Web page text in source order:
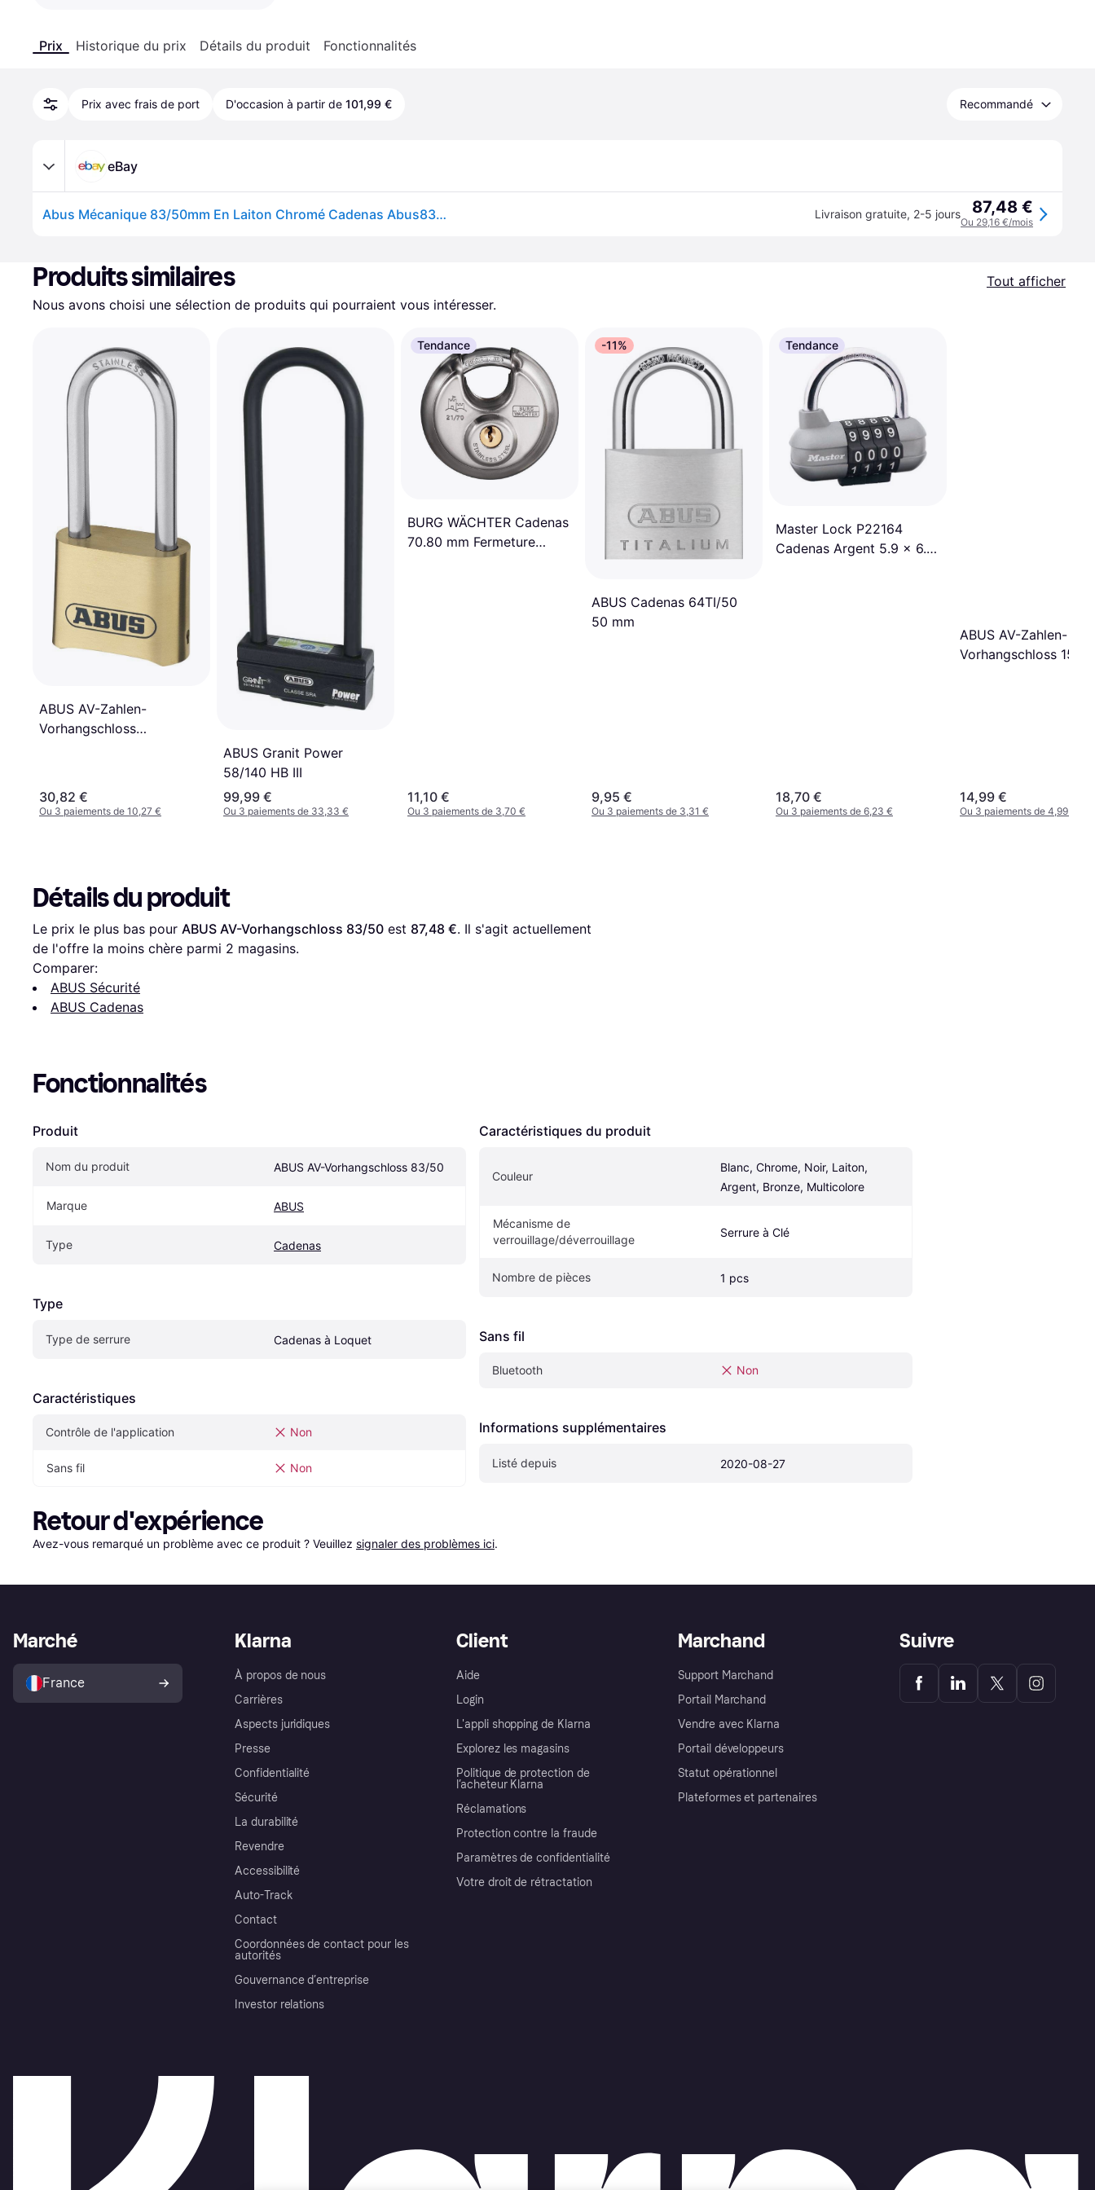
Prix Historique du prix Détails du produit Fonctionnalités
Prix avec frais de port D'occasion à partir de 101,99 € Recommandé
eBay
Abus Mécanique 83/50mm En Laiton Chromé Cadenas Abus8350 Livraison gratuite, 2-5 jours 87,48 €
Ou 29,16 €/mois
Produits similaires
Tout afficher
Nous avons choisi une sélection de produits qui pourraient vous intéresser.
ABUS AV-Zahlen-
Vorhangschloss
30,82 €
Ou 3 paiements de 10,27 €
ABUS Granit Power
58/140 HB III
99,99 €
Ou 3 paiements de 33,33 €
Tendance
BURG WÄCHTER Cadenas
70.80 mm Fermeture
11,10 €
Ou 3 paiements de 3,70 €
-11%
ABUS Cadenas 64TI/50
50 mm
9,95 €
Ou 3 paiements de 3,31 €
Tendance
Master Lock P22164
Cadenas Argent 5.9 x 6.4
18,70 €
Ou 3 paiements de 6,23 €
ABUS AV-Zahlen-
Vorhangschloss 155/
14,99 €
Ou 3 paiements de 4,99 €
Détails du produit
Le prix le plus bas pour ABUS AV-Vorhangschloss 83/50 est 87,48 €. Il s'agit actuellement
de l'offre la moins chère parmi 2 magasins.
Comparer:
ABUS Sécurité
ABUS Cadenas
Fonctionnalités
Produit
Nom du produit ABUS AV-Vorhangschloss 83/50
Marque ABUS
Type Cadenas
Type
Type de serrure Cadenas à Loquet
Caractéristiques
Contrôle de l'application Non
Sans fil Non
Caractéristiques du produit
Couleur
Blanc, Chrome, Noir, Laiton,
Argent, Bronze, Multicolore
Mécanisme de
verrouillage/déverrouillage
Serrure à Clé
Nombre de pièces 1 pcs
Sans fil
Bluetooth Non
Informations supplémentaires
Listé depuis 2020-08-27
Retour d'expérience
Avez-vous remarqué un problème avec ce produit ? Veuillez signaler des problèmes ici.
Klarna
À propos de nous
Carrières
Aspects juridiques
Presse
Confidentialité
Sécurité
La durabilité
Revendre
Accessibilité
Auto-Track
Contact
Coordonnées de contact pour les
autorités
Gouvernance d’entreprise
Investor relations
Client
Aide
Login
L'appli shopping de Klarna
Explorez les magasins
Politique de protection de
l’acheteur Klarna
Réclamations
Protection contre la fraude
Paramètres de confidentialité
Votre droit de rétractation
Marchand
Support Marchand
Portail Marchand
Vendre avec Klarna
Portail développeurs
Statut opérationnel
Plateformes et partenaires
Marché
France
Suivre